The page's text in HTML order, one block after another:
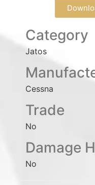
Category
Jatos
Cessna
Trade
No
Damage
No